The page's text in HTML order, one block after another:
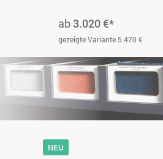
ab 3.020 €*
gezeigte Variante 5.470 €
NEU